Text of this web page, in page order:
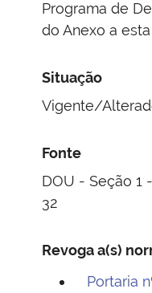
Programa de
do Anexo a
Situação
Vigente/
Fonte
DOU - Seção 1
32
Revoga a(s)
Portaria